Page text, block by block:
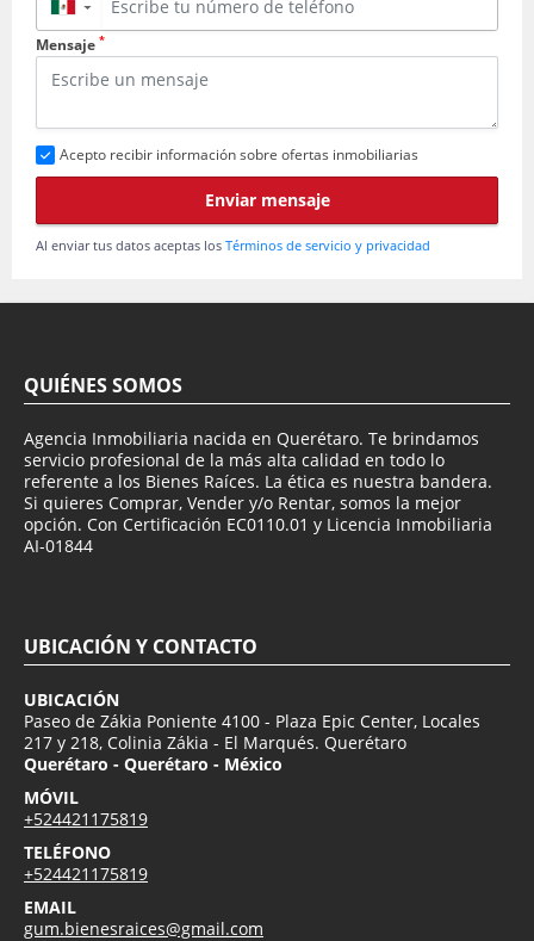
▼
Mensaje *
Acepto recibir información sobre ofertas inmobiliarias
Enviar mensaje
Al enviar tus datos aceptas los Términos de servicio y privacidad
QUIÉNES SOMOS
Agencia Inmobiliaria nacida en Querétaro. Te brindamos
servicio profesional de la más alta calidad en todo lo
referente a los Bienes Raíces. La ética es nuestra bandera.
Si quieres Comprar, Vender y/o Rentar, somos la mejor
opción. Con Certificación EC0110.01 y Licencia Inmobiliaria
AI-01844
UBICACIÓN Y CONTACTO
UBICACIÓN
Paseo de Zákia Poniente 4100 - Plaza Epic Center, Locales
217 y 218, Colinia Zákia - El Marqués. Querétaro
Querétaro - Querétaro - México
MÓVIL
+524421175819
TELÉFONO
+524421175819
EMAIL
gum.bienesraices@gmail.com